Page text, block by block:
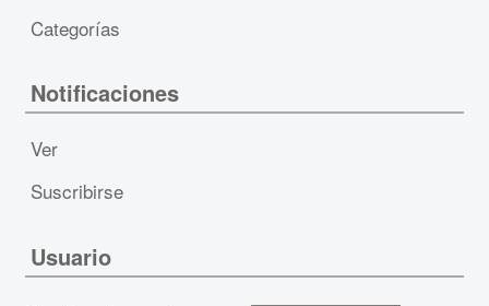
Categorías
Notificaciones
Ver
Suscribirse
Usuario